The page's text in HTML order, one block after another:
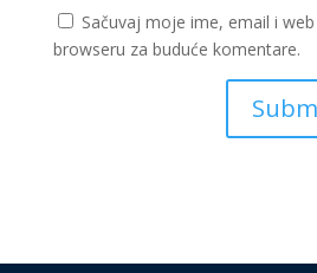
Sačuvaj moje ime, email i
browseru za buduće komentare.